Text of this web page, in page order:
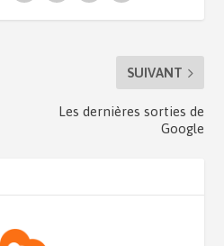
SUIVANT
Les dernières sorties de
Google